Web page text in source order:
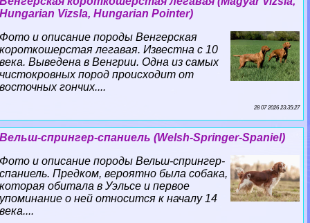
Hungarian Vizsla, Hungarian Pointer)
Фото и описание породы Венгерская
короткошерстая легавая. Известна с 10
века. Выведена в Венгрии. Одна из самых
чистокровных пород происходит от
восточных гончих....
28 07 2026 23:35:27
Вельш-спрингер-спаниель (Welsh-Springer-Spaniel)
Фото и описание породы Вельш-спрингер-
спаниель. Предком, вероятно была собака,
которая обитала в Уэльсе и первое
упоминание о ней относится к началу 14
века....